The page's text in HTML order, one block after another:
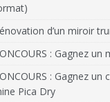
d’un miroir
: Gagnez un
: Gagnez un
Pica Dry